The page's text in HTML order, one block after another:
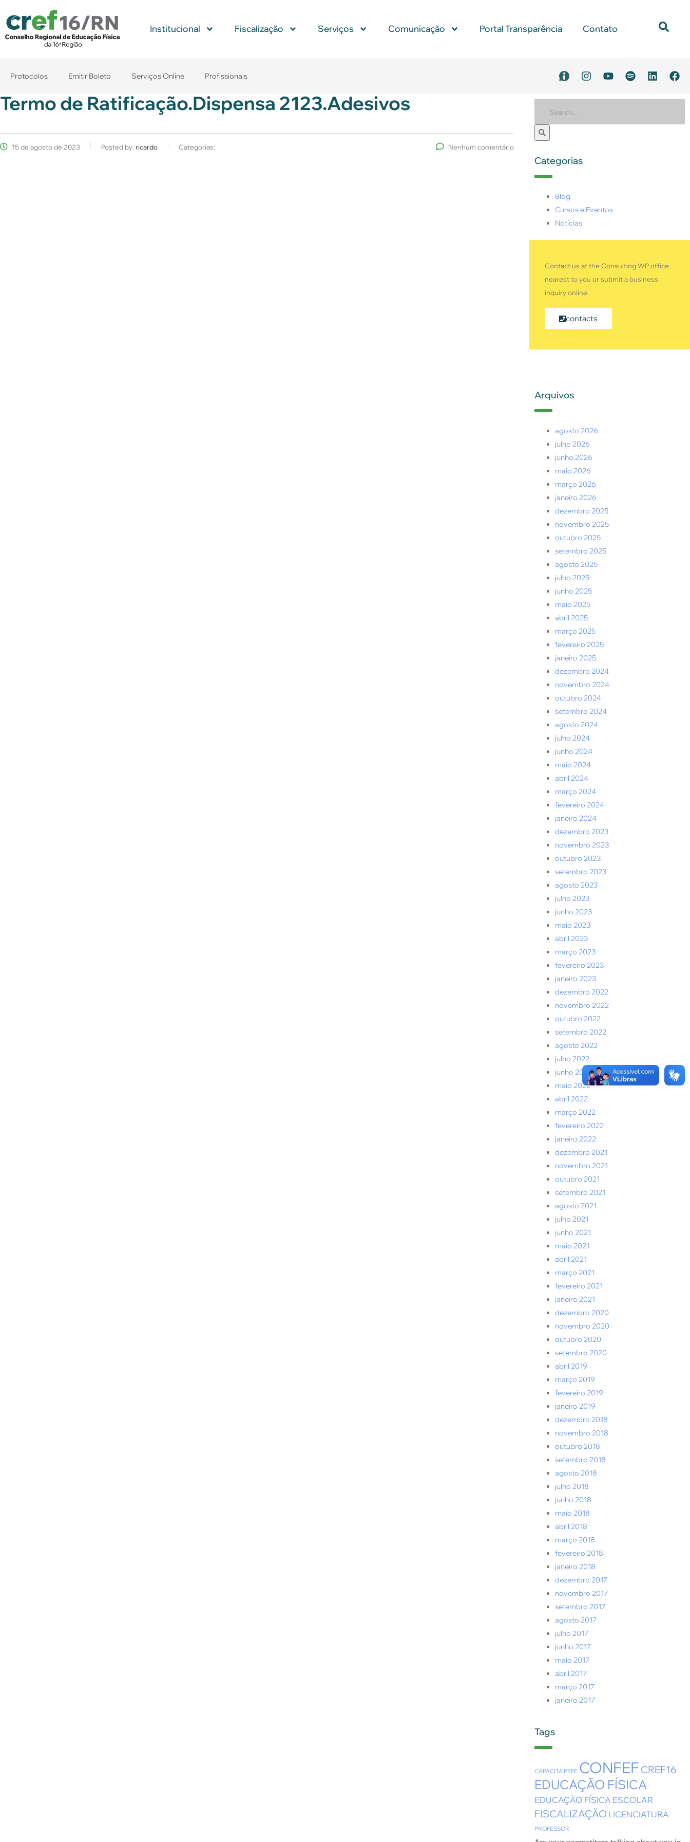
Institucional Fiscalização Serviços Comunicação Portal Transparência Contato
Protocolos Emitir Boleto Serviços Online Profissionais
Termo de Ratificação.Dispensa 2123.Adesivos
15 de agosto de 2023 Posted by: ricardo Categorias: Nenhum comentário
Categorias
Blog
Cursos e Eventos
Notícias
Contact us at the Consulting WP office
nearest to you or submit a business
inquiry online.
contacts
Arquivos
agosto 2026
julho 2026
junho 2026
maio 2026
março 2026
janeiro 2026
dezembro 2025
novembro 2025
outubro 2025
setembro 2025
agosto 2025
julho 2025
junho 2025
maio 2025
abril 2025
março 2025
fevereiro 2025
janeiro 2025
dezembro 2024
novembro 2024
outubro 2024
setembro 2024
agosto 2024
julho 2024
junho 2024
maio 2024
abril 2024
março 2024
fevereiro 2024
janeiro 2024
dezembro 2023
novembro 2023
outubro 2023
setembro 2023
agosto 2023
julho 2023
junho 2023
maio 2023
abril 2023
março 2023
fevereiro 2023
janeiro 2023
dezembro 2022
novembro 2022
outubro 2022
setembro 2022
agosto 2022
julho 2022
junho 2022
maio 2022
abril 2022
março 2022
fevereiro 2022
janeiro 2022
dezembro 2021
novembro 2021
outubro 2021
setembro 2021
agosto 2021
julho 2021
junho 2021
maio 2021
abril 2021
março 2021
fevereiro 2021
janeiro 2021
dezembro 2020
novembro 2020
outubro 2020
setembro 2020
abril 2019
março 2019
fevereiro 2019
janeiro 2019
dezembro 2018
novembro 2018
outubro 2018
setembro 2018
agosto 2018
julho 2018
junho 2018
maio 2018
abril 2018
março 2018
fevereiro 2018
janeiro 2018
dezembro 2017
novembro 2017
setembro 2017
agosto 2017
julho 2017
junho 2017
maio 2017
abril 2017
março 2017
janeiro 2017
Tags
CAPACITA PEFE CONFEF CREF16
EDUCAÇÃO FÍSICA
EDUCAÇÃO FÍSICA ESCOLAR
FISCALIZAÇÃO LICENCIATURA
PROFESSOR